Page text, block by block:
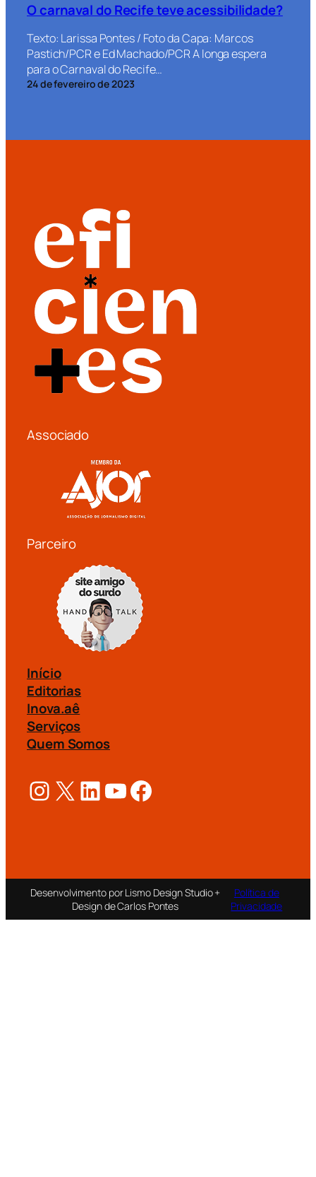
O carnaval do Recife teve acessibilidade?
Texto: Larissa Pontes / Foto da Capa: Marcos
Pastich/PCR e Ed Machado/PCR A longa espera
para o Carnaval do Recife…
24 de fevereiro de 2023
Associado
Parceiro
Início
Editorias
Inova.aê
Serviços
Quem Somos
Instagram X LinkedIn Youtube Facebook
Desenvolvimento por Lismo Design Studio +
Design de Carlos Pontes
Política de
Privacidade